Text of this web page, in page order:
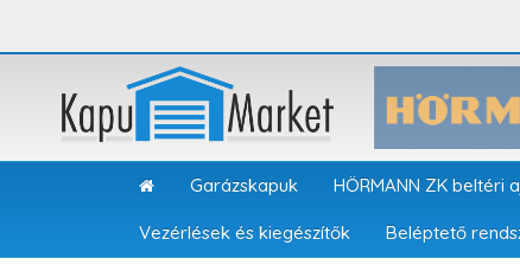
Garázskapuk HÖRMANN ZK beltéri
Vezérlések és kiegészítők Beléptető